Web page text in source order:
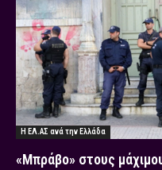
Η ΕΛ.ΑΣ ανά την Ελλάδα
«Μπράβο» στους